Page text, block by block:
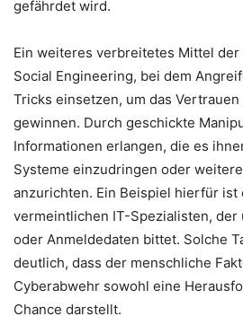
gefährdet wird.
Ein weiteres verbreitetes Mittel
Social Engineering, bei dem
Tricks einsetzen, um das
gewinnen. Durch geschickte
Informationen erlangen, die es
Systeme einzudringen oder
anzurichten. Ein Beispiel hierfür ist
vermeintlichen IT-Spezialisten, der
oder Anmeldedaten bittet. Solche
deutlich, dass der menschliche
Cyberabwehr sowohl eine
Chance darstellt.